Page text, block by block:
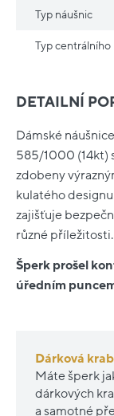
DETAILNÍ
Dámské
585/1000 (14kt)
zdobeny
kulatého
zajišťuje
různé příležitosti.
Šperk prošel
úředním
Dárková
Máte šperk
dárkových
a samotné
Typ náušnic
Typ centrálního